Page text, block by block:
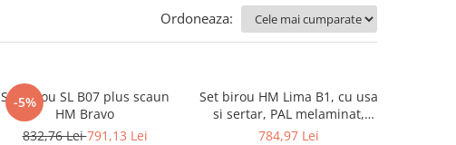
Ordoneaza:
-5%
Set birou SL B07 plus scaun
HM Bravo
832,76 Lei791,13 Lei
Set birou HM Lima B1, cu usa
si sertar, PAL melaminat,
120x55x75 cm, stejar
784,97 Lei